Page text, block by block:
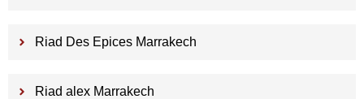
Riad Des Epices Marrakech
Riad alex Marrakech